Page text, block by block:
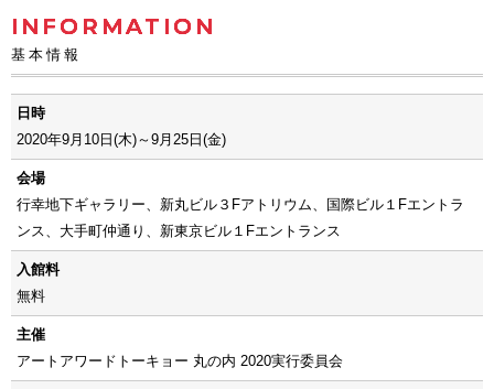
INFORMATION
基本情報
日時
2020年9月10日(木)～9月25日(金)
会場
行幸地下ギャラリー、新丸ビル３Fアトリウム、国際ビル１Fエントラ
ンス、大手町仲通り、新東京ビル１Fエントランス
入館料
無料
主催
アートアワードトーキョー 丸の内 2020実行委員会